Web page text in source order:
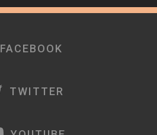
é
FACEBOOK
TWITTER